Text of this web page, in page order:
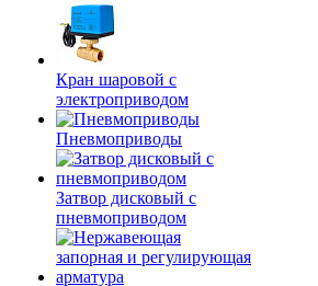
Кран шаровой с
электроприводом
Пневмоприводы
Затвор дисковый с
пневмоприводом